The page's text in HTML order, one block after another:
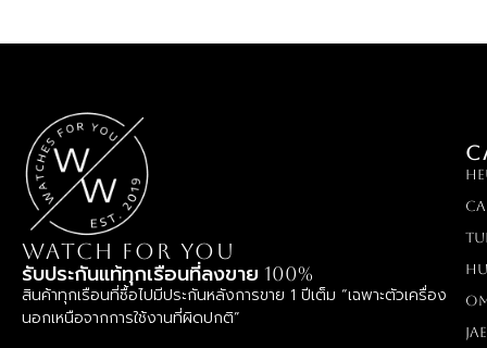
WATCH FOR YOU
รับประกันแท้ทุกเรือนที่ลงขาย 100%
สินค้าทุกเรือนที่ซื้อไปมีประกันหลังการขาย 1 ปีเต็ม “เฉพาะตัวเครื่อง
นอกเหนือจากการใช้งานที่ผิดปกติ”